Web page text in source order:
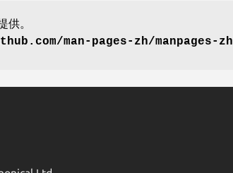
。
man-pages-zh/manpages-zh